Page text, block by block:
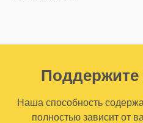
Поддержите
Наша способность
полностью зависит от